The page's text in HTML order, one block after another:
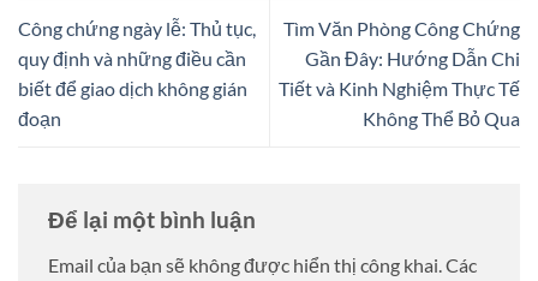
Công chứng ngày lễ: Thủ tục,
quy định và những điều cần
biết để giao dịch không gián
đoạn
Tìm Văn Phòng Công Chứng
Gần Đây: Hướng Dẫn Chi
Tiết và Kinh Nghiệm Thực Tế
Không Thể Bỏ Qua
Để lại một bình luận
Email của bạn sẽ không được hiển thị công khai. Các